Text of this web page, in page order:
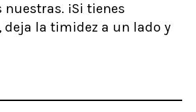
¡Si tienes
la timidez a un lado y